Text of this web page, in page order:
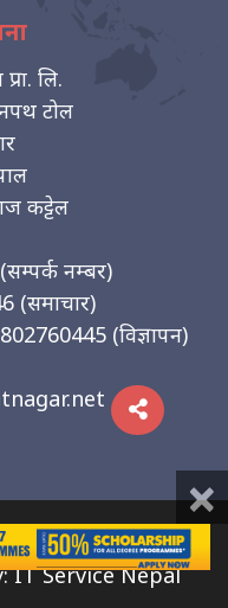
लि.
टोल
कट्टेल
(सम्पर्क नम्बर)
(समाचार)
(विज्ञापन)
Pvt. Ltd
IT Service Nepal
×